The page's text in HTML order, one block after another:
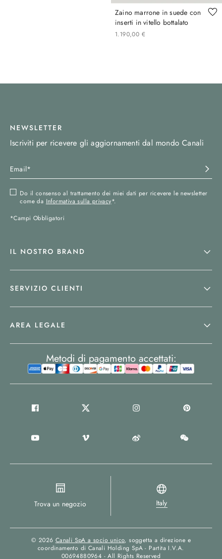
Zaino marrone in suede con
inserti in vitello bottalato
1.190,00 €
NEWSLETTER
Iscriviti per ricevere gli aggiornamenti dal mondo Canali
Do il consenso al trattamento dei miei dati per ricevere le newsletter
come da Informativa sulla privacy*.
*Campi Obbligatori
IL NOSTRO BRAND
SERVIZIO CLIENTI
AREA LEGALE
Trova un negozio Italy
Metodi di pagamento accettati:
© 2026 Canali SpA a socio unico, soggetta a direzione e
coordinamento di Canali Holding SpA - Partita I.V.A.
00694880964 - All Rights Reserved